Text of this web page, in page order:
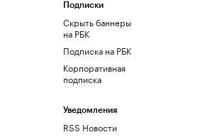
Подписки
Скрыть баннеры
на РБК
Подписка на РБК
Корпоративная
подписка
Уведомления
RSS Новости